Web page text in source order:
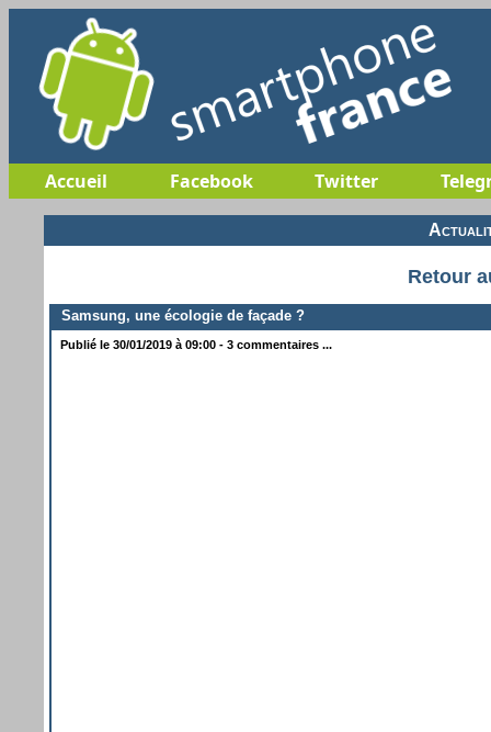
Accueil Facebook Twitter
Retour
Samsung, une écologie de façade ?
Publié le 30/01/2019 à 09:00 - 3 commentaires ...